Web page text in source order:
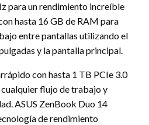
para un rendimiento increíble
hasta 16 GB de RAM para
entre pantallas utilizando el
y la pantalla principal.
con hasta 1 TB PCIe 3.0
cualquier flujo de trabajo y
ASUS ZenBook Duo 14
de rendimiento